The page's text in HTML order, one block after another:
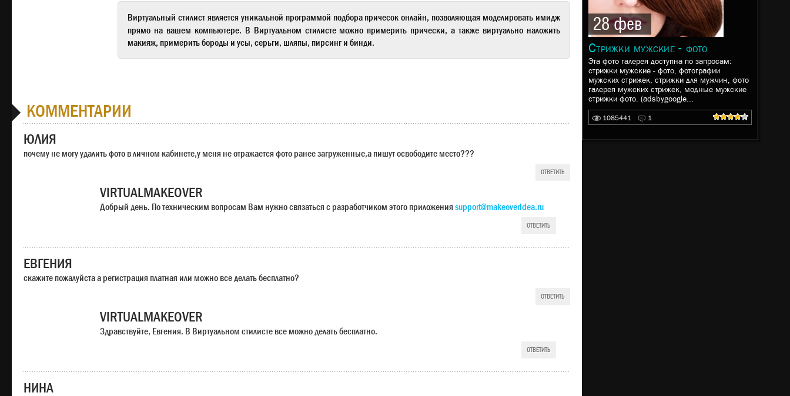
Виртуальный стилистявляется уникальной программой подбора причесок онлайн, позволяющая моделировать имидж
прямо на вашем компьютере. В Виртуальном стилистеможно примерить прически, а также виртуально наложить
макияж, примерить бороды и усы, серьги, шляпы, пирсинг и бинди.
КОММЕНТАРИИ
ЮЛИЯ
почему не могу удалить фото в личном кабинете,у меня не отражается фото ранее загруженные,а пишут освободите место???
ОТВЕТИТЬ
VIRTUALMAKEOVER
Добрый день. По техническим вопросам Вам нужно связаться с разработчиком этого приложенияsupport@makeoverIdea.ru
ОТВЕТИТЬ
ЕВГЕНИЯ
скажите пожалуйста а регистрация платная или можно все делать бесплатно?
ОТВЕТИТЬ
VIRTUALMAKEOVER
Здравствуйте, Евгения. В Виртуальном стилисте все можно делать бесплатно.
ОТВЕТИТЬ
НИНА
28 фев
Стрижки мужские - фото
Эта фото галерея доступна по запросам:
стрижки мужские - фото, фотографии
мужских стрижек, стрижки для мужчин, фото
галерея мужских стрижек, модные мужские
стрижки фото. (adsbygoogle...
1085441 1